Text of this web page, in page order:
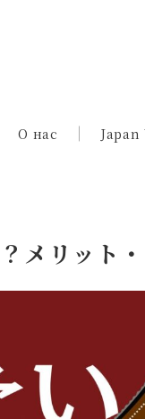
О нас
メリット